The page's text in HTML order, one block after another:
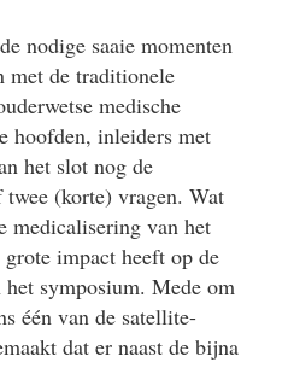
nodige saaie momenten
met de traditionele
medische
hoofden, inleiders met
het slot nog de
(korte) vragen. Wat
medicalisering van het
impact heeft op de
symposium. Mede om
één van de satellite-
dat er naast de bijna